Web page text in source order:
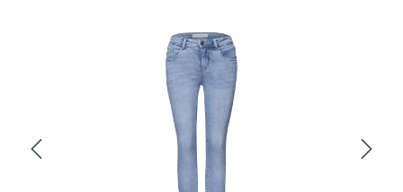
Bildergalerie überspringen